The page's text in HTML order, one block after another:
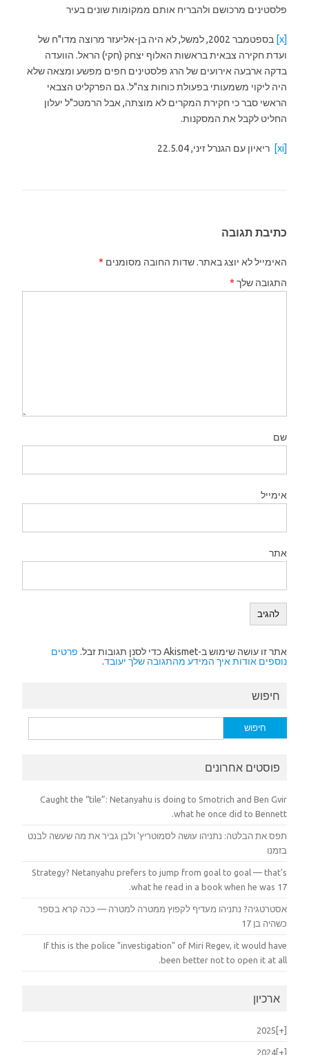
פלסטינים מרכושם ולהבריח אותם ממקומות שונים בעיר
[x]
בספטמבר 2002, למשל, לא היה בן-אליעזר מרוצה מדו"ח של
ועדת חקירה צבאית בראשות האלוף יצחק (חקי) הראל. הוועדה
בדקה ארבעה אירועים של הרג פלסטינים חפים מפשע ומצאה שלא
היה ליקוי משמעותי בפעולת כוחות צה"ל. גם הפרקליט הצבאי
הראשי סבר כי חקירת המקרים לא מוצתה, אבל הרמטכ"ל יעלון
החליט לקבל את המסקנות.
[xi] ריאיון עם הגנרל זיני, 22.5.04
כתיבת תגובה
האימייל לא יוצג באתר.שדות החובה מסומנים *
התגובה שלך *
שם
אימייל
אתר
אתר זו עושה שימוש ב-Akismet כדי לסנן תגובות זבל.
פרטים
נוספים אודות איך המידע מהתגובה שלך יעובד.
חיפוש
חיפוש:
פוסטים אחרונים
Caught the “tile”: Netanyahu is doing to Smotrich and Ben Gvir
what he once did to Bennett.
תפס את הבלטה: נתניהו עושה לסמוטריץ' ולבן גביר את מה שעשה לבנט
בזמנו
Strategy? Netanyahu prefers to jump from goal to goal — that's
what he read in a book when he was 17.
אסטרטגיה? נתניהו מעדיף לקפוץ ממטרה למטרה — ככה קרא בספר
כשהיה בן 17
If this is the police "investigation" of Miri Regev, it would have
been better not to open it at all.
ארכיון
[+]
2025
[+]
2024